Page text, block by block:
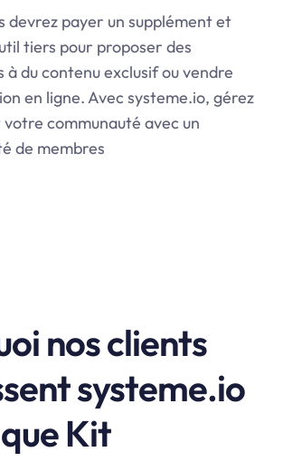
devrez payer un supplément et
tiers pour proposer des
à du contenu exclusif ou vendre
en ligne. Avec systeme.io, gérez
communauté avec un
de membres
nos clients
systeme.io
Kit